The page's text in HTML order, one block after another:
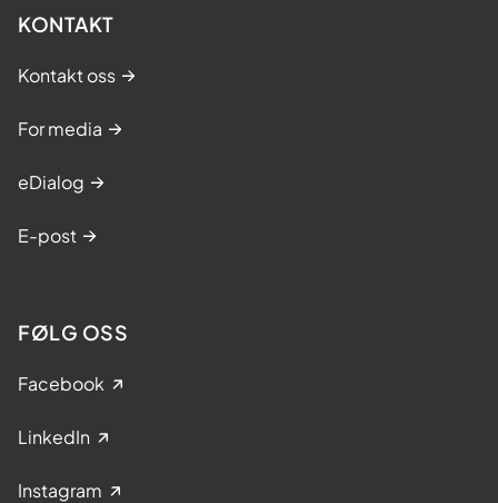
KONTAKT
Kontakt oss
For media
eDialog
E-post
FØLG OSS
Facebook
LinkedIn
Instagram